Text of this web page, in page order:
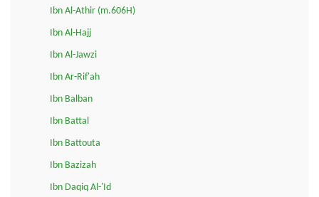
Ibn Al-Athir (m.606H)
Ibn Al-Hajj
Ibn Al-Jawzi
Ibn Ar-Rif'ah
Ibn Balban
Ibn Battal
Ibn Battouta
Ibn Bazizah
Ibn Daqiq Al-'Id